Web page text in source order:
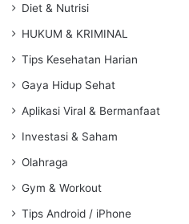
Diet & Nutrisi
HUKUM & KRIMINAL
Tips Kesehatan Harian
Gaya Hidup Sehat
Aplikasi Viral & Bermanfaat
Investasi & Saham
Olahraga
Gym & Workout
Tips Android / iPhone